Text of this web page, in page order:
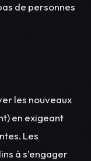
de personnes
les nouveaux
en exigeant
Les
à s’engager